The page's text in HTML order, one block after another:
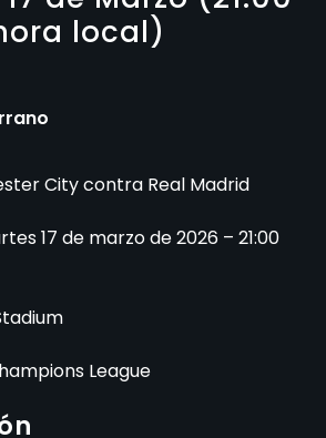
local)
City contra Real Madrid
17 de marzo de 2026 – 21:00
League